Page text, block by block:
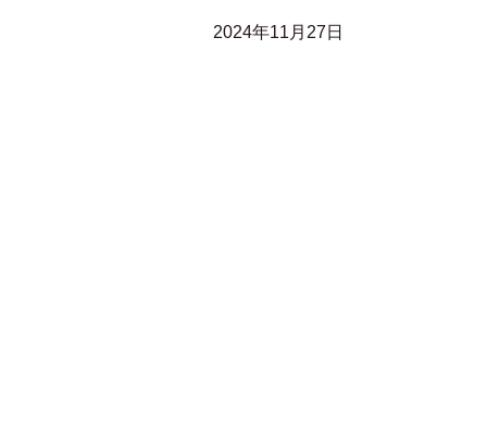
2024年11月27日